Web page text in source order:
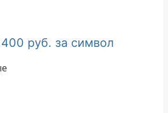
руб. за символ